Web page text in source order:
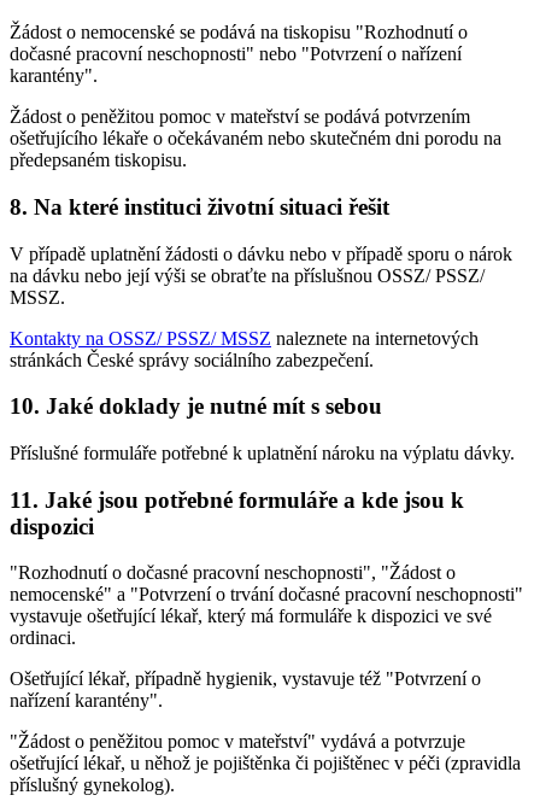
Žádost o nemocenské se podává na tiskopisu "Rozhodnutí o
dočasné pracovní neschopnosti" nebo "Potvrzení o nařízení
karantény".
Žádost o peněžitou pomoc v mateřství se podává potvrzením
ošetřujícího lékaře o očekávaném nebo skutečném dni porodu na
předepsaném tiskopisu.
8. Na které instituci životní situaci řešit
V případě uplatnění žádosti o dávku nebo v případě sporu o nárok
na dávku nebo její výši se obraťte na příslušnou OSSZ/ PSSZ/
MSSZ.
Kontakty na OSSZ/ PSSZ/ MSSZ naleznete na internetových
stránkách České správy sociálního zabezpečení.
10. Jaké doklady je nutné mít s sebou
Příslušné formuláře potřebné k uplatnění nároku na výplatu dávky.
11. Jaké jsou potřebné formuláře a kde jsou k
dispozici
"Rozhodnutí o dočasné pracovní neschopnosti", "Žádost o
nemocenské" a "Potvrzení o trvání dočasné pracovní neschopnosti"
vystavuje ošetřující lékař, který má formuláře k dispozici ve své
ordinaci.
Ošetřující lékař, případně hygienik, vystavuje též "Potvrzení o
nařízení karantény".
"Žádost o peněžitou pomoc v mateřství" vydává a potvrzuje
ošetřující lékař, u něhož je pojištěnka či pojištěnec v péči (zpravidla
příslušný gynekolog).